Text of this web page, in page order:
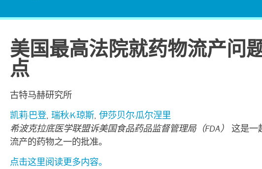
美国最高法院就药物流产问
点
古特马赫研究所
凯莉·巴登, 瑞秋·K·琼斯, 伊莎贝尔·瓜尔涅里
希波克拉底医学联盟诉美国食品药品监督管理局（FDA）
这是一
流产的药物之一的批准。
点击这里阅读更多内容。